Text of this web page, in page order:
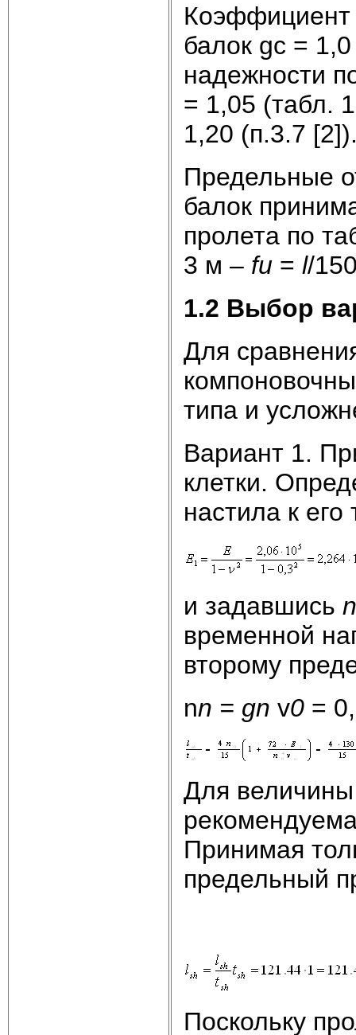
Коэффициент
балок gс =
надежности
= 1,05 (табл.
1,20 (п.3.7
Предельные
балок
пролета по
3 м – fu = l/
1.2 Выбор
Для
типа и
Вариант 1.
клетки.
настила к
и задавшись
временной
второму
nn = gn v0 =
Для величины
Принимая
предельный
Поскольку